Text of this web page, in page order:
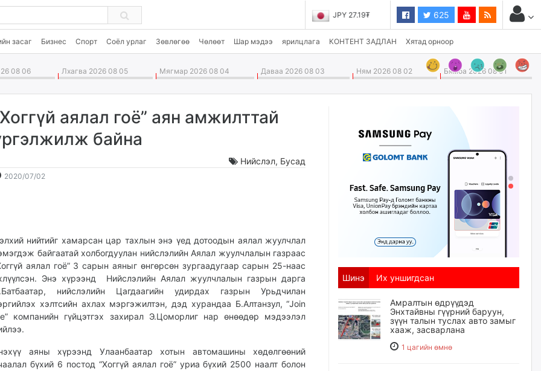
JPY 27.19₮ 625
засаг Бизнес Спорт Соёл урлаг Зөвлөгөө Чөлөөт Шар мэдээ ярилцлага КОНТЕНТ ЗАДЛАН Хятад орноор
08 06 Лхагва 2026 08 05 Мягмар 2026 08 04 Даваа 2026 08 03 Ням 2026 08 02 Бямба 2026 08 01
аялал гоё” аян амжилттай
байна
Нийслэл, Бусад
2020/07/02
нийтийг хамарсан цар тахлын энэ үед дотоодын аялал жуулчлал
байгаатай холбогдуулан нийслэлийн Аялал жуулчлалын газраас
аялал гоё” 3 сарын аяныг өнгөрсөн зургаадугаар сарын 25-наас
Энэ хүрээнд Нийслэлийн Аялал жуулчлалын газрын дарга
нийслэлийн Цагдаагийн удирдах газрын Урьдчилан
хэлтсийн ахлах мэргэжилтэн, дэд хурандаа Б.Алтанзул, “Join
компанийн гүйцэтгэх захирал Э.Цоморлиг нар өнөөдөр мэдээлэл
аяны хүрээнд Улаанбаатар хотын автомашины хөдөлгөөний
бүхий 6 постод “Хоггүй аялал гоё” уриа бүхий 2500 наалт болон
Шинэ Их уншигдсан
Амралтын өдрүүдэд
Энхтайвны гүүрний баруун,
зүүн талын туслах авто замыг
хааж, засварлана
1 цагийн өмнө